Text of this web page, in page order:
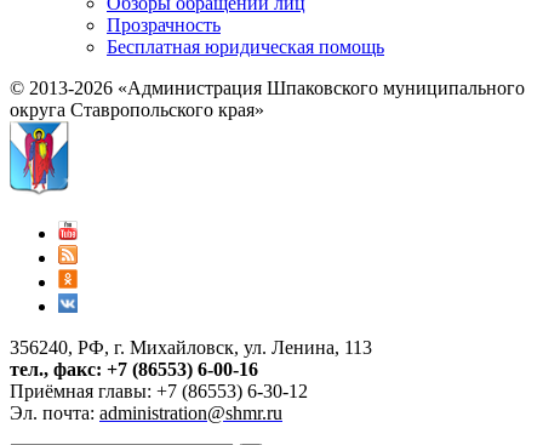
Прозрачность
Бесплатная юридическая помощь
© 2013-2026 «Администрация Шпаковского муниципального
округа Ставропольского края»
356240, РФ, г. Михайловск, ул. Ленина, 113
тел., факс: +7 (86553) 6-00-16
Приёмная главы: +7 (86553) 6-30-12
Эл. почта: administration@shmr.ru